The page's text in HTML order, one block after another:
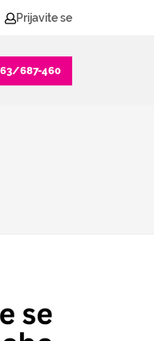
Prijavite se
687-460